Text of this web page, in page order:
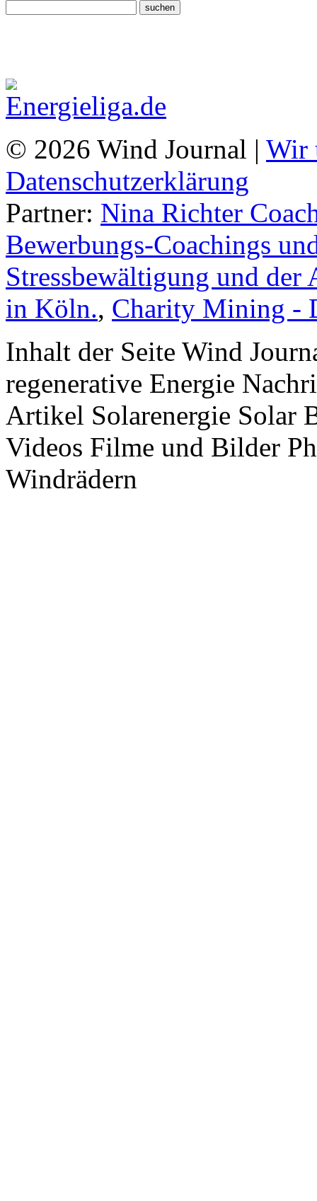
© 2026 Wind Journal | Wir
Datenschutzerklärung
Partner: Nina Richter
Bewerbungs-Coachings
Stressbewältigung und
in Köln., Charity Mining -
Inhalt der Seite Wind
regenerative Energie
Artikel Solarenergie Solar
Videos Filme und Bilder
Windrädern